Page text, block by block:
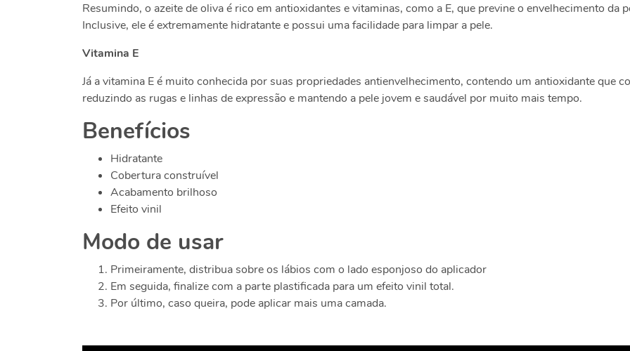
Resumindo, o azeite de oliva é rico em antioxidantes e vitaminas, como a E, que previne o envelhecimento da
Inclusive, ele é extremamente hidratante e possui uma facilidade para limpar a pele.
Vitamina E
Já a vitamina E é muito conhecida por suas propriedades antienvelhecimento, contendo um antioxidante que
reduzindo as rugas e linhas de expressão e mantendo a pele jovem e saudável por muito mais tempo.
Benefícios
Hidratante
Cobertura construível
Acabamento brilhoso
Efeito vinil
Modo de usar
Primeiramente, distribua sobre os lábios com o lado esponjoso do aplicador
Em seguida, finalize com a parte plastificada para um efeito vinil total.
Por último, caso queira, pode aplicar mais uma camada.